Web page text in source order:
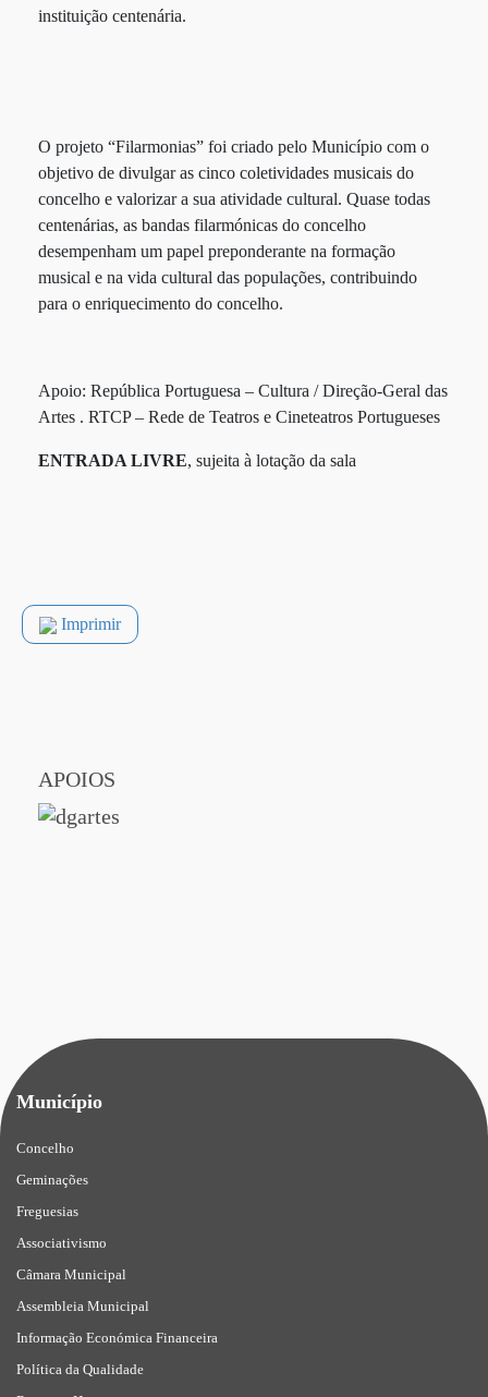
instituição centenária.
O projeto “Filarmonias” foi criado pelo Município com o
objetivo de divulgar as cinco coletividades musicais do
concelho e valorizar a sua atividade cultural. Quase todas
centenárias, as bandas filarmónicas do concelho
desempenham um papel preponderante na formação
musical e na vida cultural das populações, contribuindo
para o enriquecimento do concelho.
Apoio: República Portuguesa – Cultura / Direção-Geral das
Artes . RTCP – Rede de Teatros e Cineteatros Portugueses
ENTRADA LIVRE, sujeita à lotação da sala
Imprimir
APOIOS
Município
Concelho
Geminações
Freguesias
Associativismo
Câmara Municipal
Assembleia Municipal
Informação Económica Financeira
Política da Qualidade